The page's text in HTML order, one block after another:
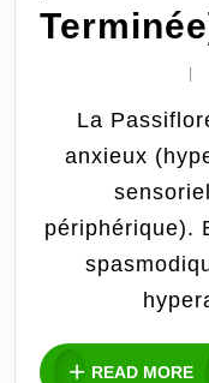
La
anxieux
périphérique).
READ MORE